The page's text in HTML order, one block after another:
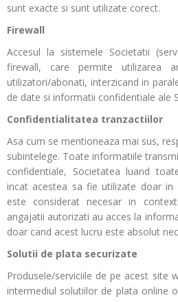
sunt exacte si sunt utilizate corect.
Firewall
Accesul la sistemele Societatii
firewall, care permite utilizarea
utilizatori/abonati, interzicand in
de date si informatii confidentiale ale
Confidentialitatea tranzactiilor
Asa cum se mentioneaza mai sus,
subintelege. Toate informatiile
confidentiale, Societatea luand
incat acestea sa fie utilizate doar in
este considerat necesar in
angajatii autorizati au acces la
doar cand acest lucru este absolut
Solutii de plata securizate
Produsele/serviciile de pe acest site
intermediul solutiilor de plata online